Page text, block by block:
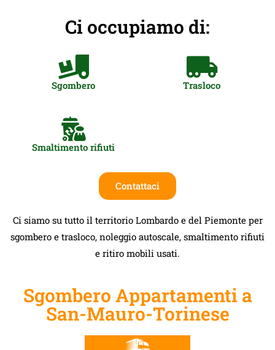
Ci occupiamo di:
Sgombero Trasloco
Smaltimento rifiuti
Contattaci
Ci siamo su tutto il territorio Lombardo e del Piemonte per
sgombero e trasloco, noleggio autoscale, smaltimento rifiuti
e ritiro mobili usati.
Sgombero Appartamenti a
San-Mauro-Torinese